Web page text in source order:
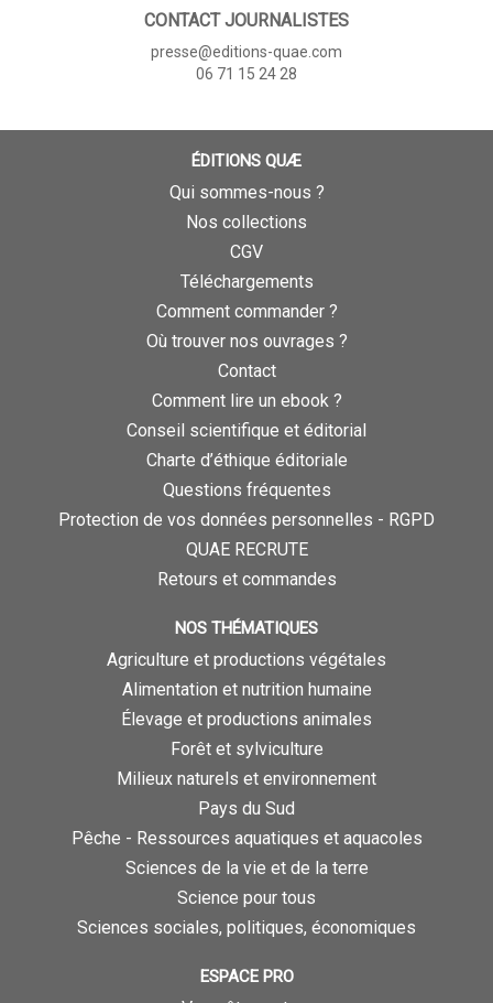
CONTACT JOURNALISTES
presse@editions-quae.com
06 71 15 24 28
ÉDITIONS QUÆ
Qui sommes-nous ?
Nos collections
CGV
Téléchargements
Comment commander ?
Où trouver nos ouvrages ?
Contact
Comment lire un ebook ?
Conseil scientifique et éditorial
Charte d’éthique éditoriale
Questions fréquentes
Protection de vos données personnelles - RGPD
QUAE RECRUTE
Retours et commandes
NOS THÉMATIQUES
Agriculture et productions végétales
Alimentation et nutrition humaine
Élevage et productions animales
Forêt et sylviculture
Milieux naturels et environnement
Pays du Sud
Pêche - Ressources aquatiques et aquacoles
Sciences de la vie et de la terre
Science pour tous
Sciences sociales, politiques, économiques
ESPACE PRO